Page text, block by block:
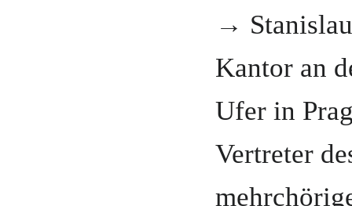
→
Kantor an
Ufer in
Vertreter